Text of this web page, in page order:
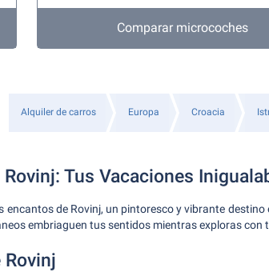
Comparar microcoches
Alquiler de carros Europa Croacia
Tus Vacaciones
encantos de Rovinj, un pintoresco y vibrante destino
embriaguen tus sentidos mientras exploras con
Rovinj